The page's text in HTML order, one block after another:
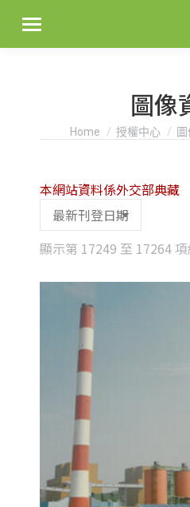
圖像
You are here:
Home 授權中心
顯示第 17249 至 17264
本網站資料係外交部典